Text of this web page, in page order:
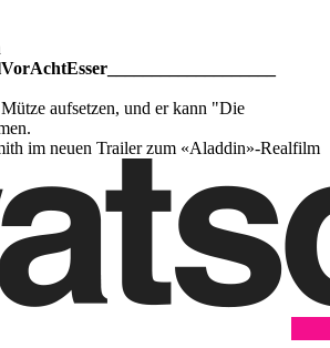
aufsetzen, und er kann "Die
im neuen Trailer zum «Aladdin»-Realfilm